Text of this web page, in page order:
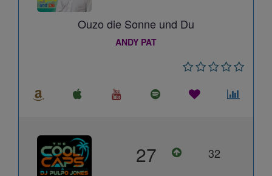
Ouzo die Sonne und Du
ANDY PAT
27 32